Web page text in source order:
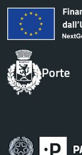
Porte